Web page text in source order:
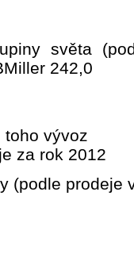
světa
242,0
toho vývoz
za rok 2012
(podle prodeje